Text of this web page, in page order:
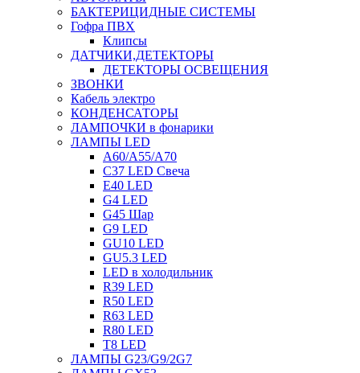
БАКТЕРИЦИДНЫЕ СИСТЕМЫ
Гофра ПВХ
Клипсы
ДАТЧИКИ,ДЕТЕКТОРЫ
ДЕТЕКТОРЫ ОСВЕЩЕНИЯ
ЗВОНКИ
Кабель электро
КОНДЕНСАТОРЫ
ЛАМПОЧКИ в фонарики
ЛАМПЫ LED
A60/A55/A70
C37 LED Свеча
E40 LED
G4 LED
G45 Шар
G9 LED
GU10 LED
GU5.3 LED
LED в холодильник
R39 LED
R50 LED
R63 LED
R80 LED
T8 LED
ЛАМПЫ G23/G9/2G7